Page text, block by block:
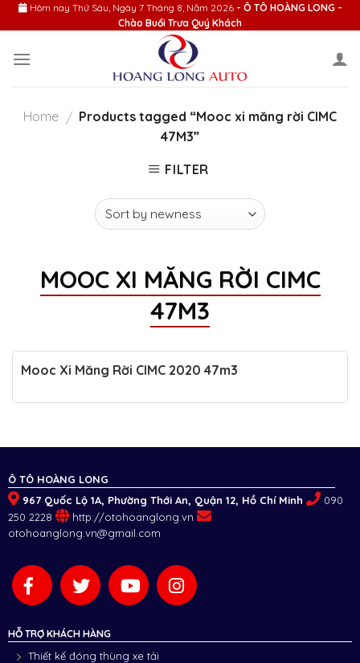
Skip
to
Hôm nay Thứ Sáu, Ngày 7 Tháng 8, Năm 2026 - Ô TÔ HOÀNG LONG -
Chào Buổi Trưa Quý Khách
Home / Products tagged “Mooc xi măng rời CIMC
47M3”
FILTER
MOOC XI MĂNG RỜI CIMC
47M3
Mooc Xi Măng Rời CIMC 2020 47m3
Ô TÔ HOÀNG LONG
967 Quốc Lộ 1A, Phường Thới An, Quận 12, Hồ Chí Minh
090
250 2228
http://otohoanglong.vn
otohoanglong.vn@gmail.com
HỖ TRỢ KHÁCH HÀNG
Thiết kế đóng thùng xe tải